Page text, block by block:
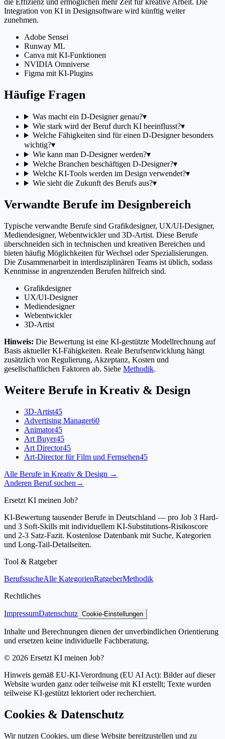
die Effizienz und ermöglichen mehr Zeit für kreative Arbeit. Die
Integration von KI in Designsoftware wird künftig weiter
zunehmen.
Adobe Sensei
Runway ML
Canva mit KI-Funktionen
NVIDIA Omniverse
Figma mit KI-Plugins
Häufige Fragen
Was macht ein D-Designer genau?▾
Wie stark wird der Beruf durch KI beeinflusst?▾
Welche Fähigkeiten sind für einen D-Designer besonders
wichtig?▾
Wie kann man D-Designer werden?▾
Welche Branchen beschäftigen D-Designer?▾
Welche KI-Tools werden im Design verwendet?▾
Wie sieht die Zukunft des Berufs aus?▾
Verwandte Berufe im Designbereich
Typische verwandte Berufe sind Grafikdesigner, UX/UI-Designer,
Mediendesigner, Webentwickler und 3D-Artist. Diese Berufe
überschneiden sich in technischen und kreativen Bereichen und
bieten häufig Möglichkeiten für Wechsel oder Spezialisierungen.
Die Zusammenarbeit in interdisziplinären Teams ist üblich, sodass
Kenntnisse in angrenzenden Berufen hilfreich sind.
Grafikdesigner
UX/UI-Designer
Mediendesigner
Webentwickler
3D-Artist
Hinweis: Die Bewertung ist eine KI-gestützte Modellrechnung auf
Basis aktueller KI-Fähigkeiten. Reale Berufsentwicklung hängt
zusätzlich von Regulierung, Akzeptanz, Kosten und
gesellschaftlichen Faktoren ab. Siehe Methodik.
Weitere Berufe in Kreativ & Design
3D-Artist45
Advertising Manager60
Animator45
Art Buyer45
Art Director45
Art-Director für Film und Fernsehen45
Alle Berufe in Kreativ & Design →
Anderen Beruf suchen →
Ersetzt KI meinen Job?
KI-Bewertung tausender Berufe in Deutschland — pro Job 3 Hard-
und 3 Soft-Skills mit individuellem KI-Substitutions-Risikoscore
und 2-3 Satz-Fazit. Kostenlose Datenbank mit Suche, Kategorien
und Long-Tail-Detailseiten.
Tool & Ratgeber
BerufssucheAlle KategorienRatgeberMethodik
Rechtliches
ImpressumDatenschutz Cookie-Einstellungen
Inhalte und Berechnungen dienen der unverbindlichen Orientierung
und ersetzen keine individuelle Fachberatung.
© 2026 Ersetzt KI meinen Job?
Hinweis gemäß EU-KI-Verordnung (EU AI Act): Bilder auf dieser
Website wurden ganz oder teilweise mit KI erstellt; Texte wurden
teilweise KI-gestützt lektoriert oder recherchiert.
Cookies & Datenschutz
Wir nutzen Cookies, um diese Website bereitzustellen und zu